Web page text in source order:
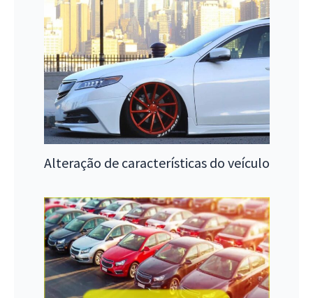
Alteração de características do veículo